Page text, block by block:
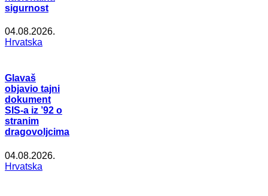
sigurnost
04.08.2026.
Hrvatska
Glavaš
objavio tajni
dokument
SIS-a iz ’92 o
stranim
dragovoljcima
04.08.2026.
Hrvatska